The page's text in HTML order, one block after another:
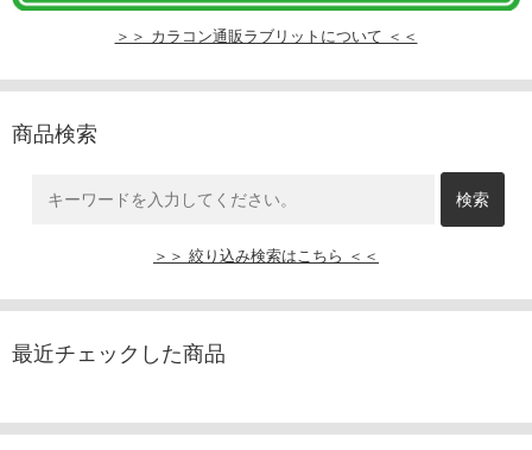
＞＞ カラコン通販ラブリットについて ＜＜
商品検索
＞＞ 絞り込み検索はこちら ＜＜
最近チェックした商品